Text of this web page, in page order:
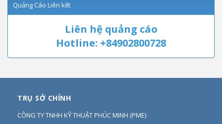
Quảng Cáo Liên kết
Liên hệ quảng cáo
Hotline: +84902800728
TRỤ SỞ CHÍNH
CÔNG TY TNHH KỸ THUẬT PHÚC MINH (PME)